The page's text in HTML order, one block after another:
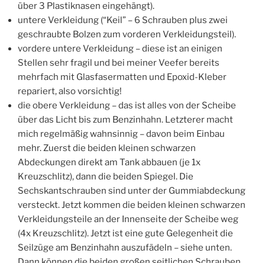
über 3 Plastiknasen eingehängt).
untere Verkleidung (“Keil” – 6 Schrauben plus zwei
geschraubte Bolzen zum vorderen Verkleidungsteil).
vordere untere Verkleidung – diese ist an einigen
Stellen sehr fragil und bei meiner Veefer bereits
mehrfach mit Glasfasermatten und Epoxid-Kleber
repariert, also vorsichtig!
die obere Verkleidung – das ist alles von der Scheibe
über das Licht bis zum Benzinhahn. Letzterer macht
mich regelmäßig wahnsinnig – davon beim Einbau
mehr. Zuerst die beiden kleinen schwarzen
Abdeckungen direkt am Tank abbauen (je 1x
Kreuzschlitz), dann die beiden Spiegel. Die
Sechskantschrauben sind unter der Gummiabdeckung
versteckt. Jetzt kommen die beiden kleinen schwarzen
Verkleidungsteile an der Innenseite der Scheibe weg
(4x Kreuzschlitz). Jetzt ist eine gute Gelegenheit die
Seilzüge am Benzinhahn auszufädeln – siehe unten.